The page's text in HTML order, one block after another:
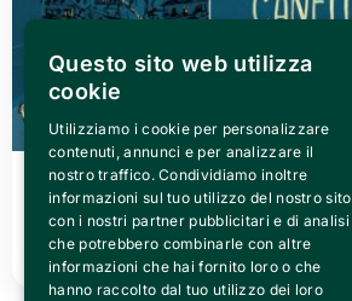
VENERDÌ 03 LUGLIO 2026
Canelli città del Vino 2026
LEGGI TUTTO
Questo sito web utilizza
cookie
Utilizziamo i cookie per personalizzare
contenuti, annunci e per analizzare il
nostro traffico. Condividiamo inoltre
informazioni sul tuo utilizzo del nostro sito
con i nostri partner pubblicitari e di analisi
che potrebbero combinarle con altre
informazioni che hai fornito loro o che
hanno raccolto dal tuo utilizzo dei loro